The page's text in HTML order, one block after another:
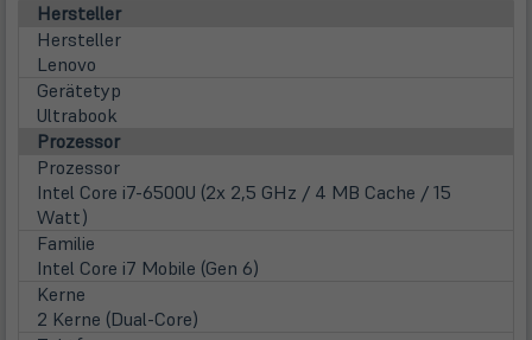
Hersteller
Hersteller
Lenovo
Gerätetyp
Ultrabook
Prozessor
Prozessor
Intel Core i7-6500U (2x 2,5 GHz / 4 MB Cache / 15
Watt)
Familie
Intel Core i7 Mobile (Gen 6)
Kerne
2 Kerne (Dual-Core)